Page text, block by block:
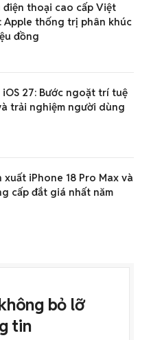
thoại cao cấp Việt
Apple thống trị phân khúc
đồng
27: Bước ngoặt trí tuệ
trải nghiệm người dùng
xuất iPhone 18 Pro Max và
cấp đắt giá nhất năm
bỏ lỡ
tin